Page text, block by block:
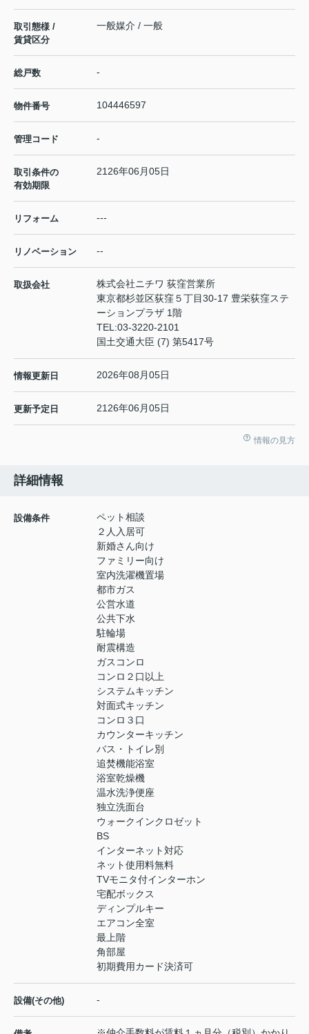
取引態様 /
賃貸区分
一般媒介 / 一般
総戸数 -
物件番号 104446597
管理コード -
取引条件の
有効期限
2126年06月05日
リフォーム ---
リノベーション --
取扱会社
株式会社ニチワ 荻窪営業所
東京都杉並区荻窪５丁目30-17 豊栄荻窪ステ
ーションプラザ 1階
TEL:03-3220-2101
国土交通大臣 (7) 第5417号
情報更新日 2026年08月05日
更新予定日 2126年06月05日
情報の見方
詳細情報
設備条件
ペット相談
２人入居可
新婚さん向け
ファミリー向け
室内洗濯機置場
都市ガス
公営水道
公共下水
駐輪場
耐震構造
ガスコンロ
コンロ２口以上
システムキッチン
対面式キッチン
コンロ３口
カウンターキッチン
バス・トイレ別
追焚機能浴室
浴室乾燥機
温水洗浄便座
独立洗面台
ウォークインクロゼット
BS
インターネット対応
ネット使用料無料
TVモニタ付インターホン
宅配ボックス
ディンプルキー
エアコン全室
最上階
角部屋
初期費用カード決済可
設備(その他) -